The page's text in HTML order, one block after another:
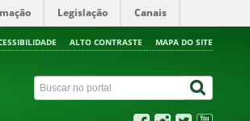
Legislação Canais
ALTO CONTRASTE MAPA DO SITE